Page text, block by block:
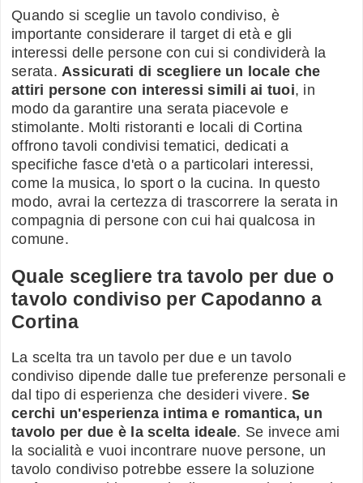
Quando si sceglie un tavolo condiviso, è
importante considerare il target di età e gli
interessi delle persone con cui si condividerà la
serata. Assicurati di scegliere un locale che
attiri persone con interessi simili ai tuoi, in
modo da garantire una serata piacevole e
stimolante. Molti ristoranti e locali di Cortina
offrono tavoli condivisi tematici, dedicati a
specifiche fasce d'età o a particolari interessi,
come la musica, lo sport o la cucina. In questo
modo, avrai la certezza di trascorrere la serata in
compagnia di persone con cui hai qualcosa in
comune.
Quale scegliere tra tavolo per due o
tavolo condiviso per Capodanno a
Cortina
La scelta tra un tavolo per due e un tavolo
condiviso dipende dalle tue preferenze personali e
dal tipo di esperienza che desideri vivere. Se
cerchi un'esperienza intima e romantica, un
tavolo per due è la scelta ideale. Se invece ami
la socialità e vuoi incontrare nuove persone, un
tavolo condiviso potrebbe essere la soluzione